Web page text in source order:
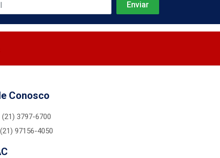
Conosco
(21) 3797-6700
(21) 97156-4050